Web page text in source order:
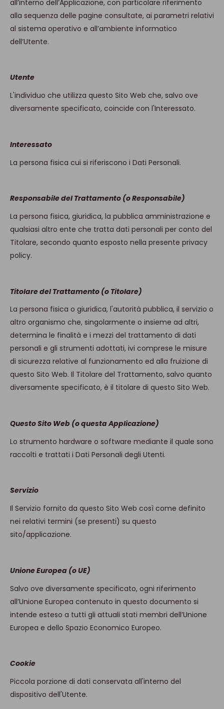
all’interno dell’Applicazione, con particolare riferimento
alla sequenza delle pagine consultate, ai parametri relativi
al sistema operativo e all’ambiente informatico
dell’Utente.
Utente
L'individuo che utilizza questo Sito Web che, salvo ove
diversamente specificato, coincide con l'Interessato.
Interessato
La persona fisica cui si riferiscono i Dati Personali.
Responsabile del Trattamento (o Responsabile)
La persona fisica, giuridica, la pubblica amministrazione e
qualsiasi altro ente che tratta dati personali per conto del
Titolare, secondo quanto esposto nella presente privacy
policy.
Titolare del Trattamento (o Titolare)
La persona fisica o giuridica, l'autorità pubblica, il servizio o
altro organismo che, singolarmente o insieme ad altri,
determina le finalità e i mezzi del trattamento di dati
personali e gli strumenti adottati, ivi comprese le misure
di sicurezza relative al funzionamento ed alla fruizione di
questo Sito Web. Il Titolare del Trattamento, salvo quanto
diversamente specificato, è il titolare di questo Sito Web.
Questo Sito Web (o questa Applicazione)
Lo strumento hardware o software mediante il quale sono
raccolti e trattati i Dati Personali degli Utenti.
Servizio
Il Servizio fornito da questo Sito Web così come definito
nei relativi termini (se presenti) su questo
sito/applicazione.
Unione Europea (o UE)
Salvo ove diversamente specificato, ogni riferimento
all’Unione Europea contenuto in questo documento si
intende esteso a tutti gli attuali stati membri dell’Unione
Europea e dello Spazio Economico Europeo.
Cookie
Piccola porzione di dati conservata all'interno del
dispositivo dell'Utente.